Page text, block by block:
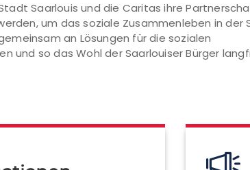
Saarlouis und die Caritas ihre
um das soziale Zusammenleben in der
an Lösungen für die sozialen
und so das Wohl der Saarlouiser Bürger